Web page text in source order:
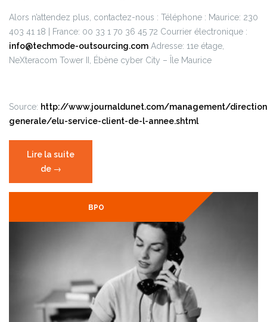
Alors n’attendez plus, contactez-nous : Téléphone : Maurice: 230
403 41 18 | France: 00 33 1 70 36 45 72 Courrier électronique :
info@techmode-outsourcing.com Adresse: 11e étage,
NeXteracom Tower II, Ébène cyber City – Île Maurice
Source: http://www.journaldunet.com/management/
generale/elu-service-client-de-l-annee.shtml
Lire la suite
de « Élu
service
→
BPO